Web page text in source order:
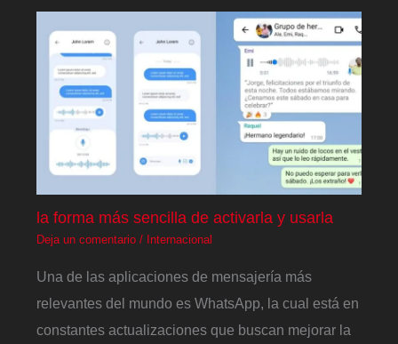
la forma más sencilla de activarla y usarla
Deja un comentario / Internacional
Una de las aplicaciones de mensajería más
relevantes del mundo es WhatsApp, la cual está en
constantes actualizaciones que buscan mejorar la